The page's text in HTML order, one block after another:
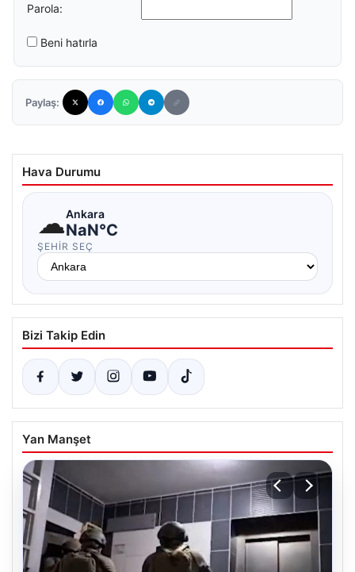
Parola:
Beni hatırla
Paylaş:
Hava Durumu
☁Ankara
NaN°C
ŞEHIR SEÇ
Bizi Takip Edin
Yan Manşet